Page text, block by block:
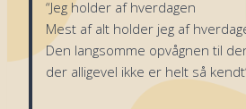
“Jeg holder af hverdagen
Mest af alt holder jeg af
Den langsomme opvågnen til
der alligevel ikke er helt så